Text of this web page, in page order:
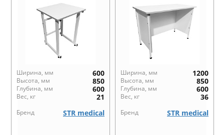
Ширина, мм 600
Высота, мм 850
Глубина, мм 600
Вес, кг 21
Бренд STR medical
Ширина, мм 1200
Высота, мм 850
Глубина, мм 600
Вес, кг 36
Бренд STR medical